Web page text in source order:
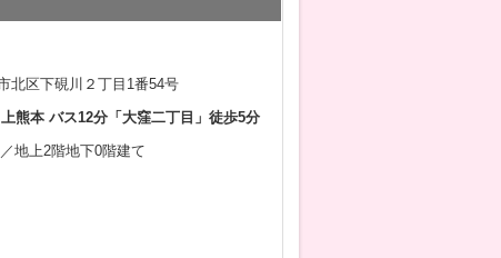
北区下硯川２丁目1番54号
上熊本 バス12分「大窪二丁目」徒歩5分
地上2階地下0階建て